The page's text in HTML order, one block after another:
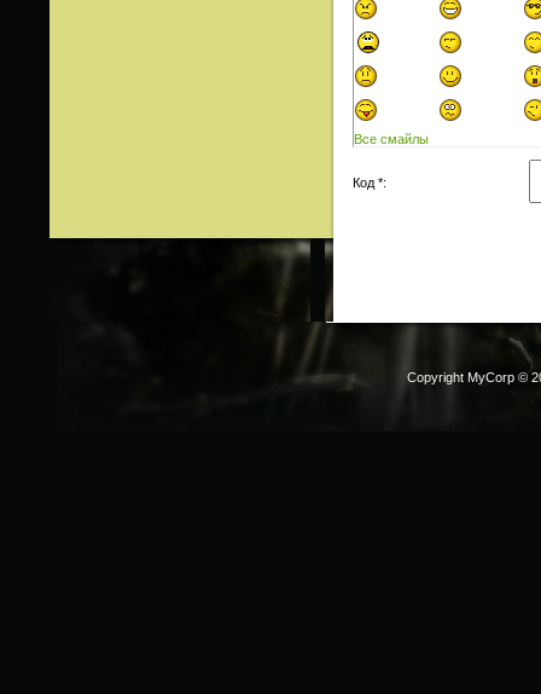
Все смайлы
Код *:
Copyright MyCorp ©